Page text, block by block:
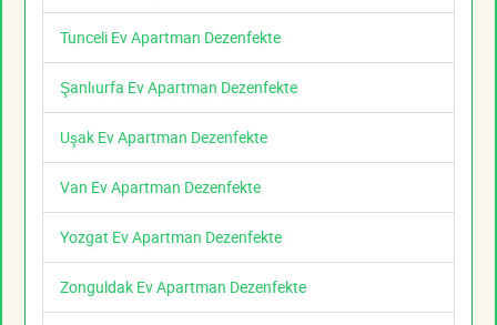
Tunceli Ev Apartman Dezenfekte
Şanlıurfa Ev Apartman Dezenfekte
Uşak Ev Apartman Dezenfekte
Van Ev Apartman Dezenfekte
Yozgat Ev Apartman Dezenfekte
Zonguldak Ev Apartman Dezenfekte